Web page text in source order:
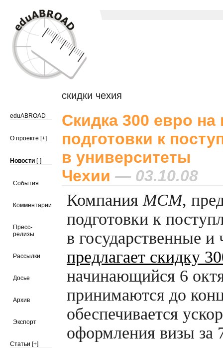
скидки чехия
eduABROAD
О проекте [+]
Новости [-]
События
Комментарии
Пресс-
релизы
Рассылки
Досье
Архив
Экспорт
Статьи [+]
Скидка 300 евро на
подготовки к
в университеты
Чехии — 03.10.08
Компания МСМ,
подготовки к
в государственные
предлагает скидку
начинающийся 6
принимаются до
обеспечивается
оформления визы за